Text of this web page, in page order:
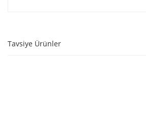
Tavsiye Ürünler